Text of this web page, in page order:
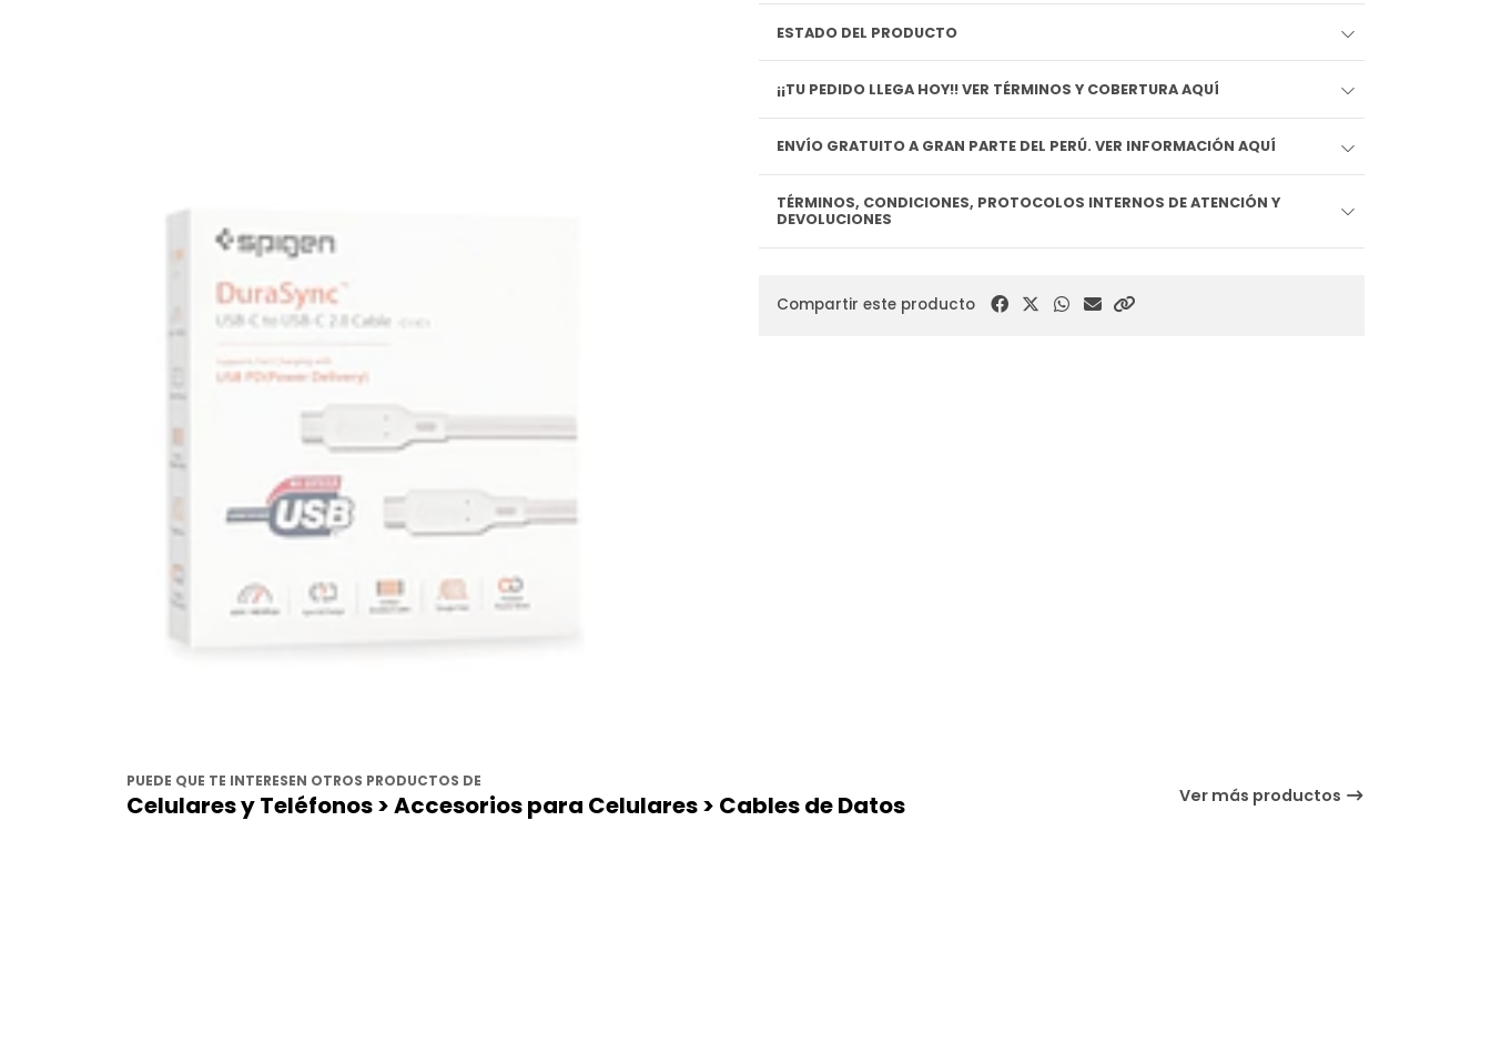
ESTADO DEL PRODUCTO
¡¡TU PEDIDO LLEGA HOY!! VER TÉRMINOS Y COBERTURA AQUÍ
ENVÍO GRATUITO A GRAN PARTE DEL PERÚ. VER INFORMACIÓN AQUÍ
TÉRMINOS, CONDICIONES, PROTOCOLOS INTERNOS DE ATENCIÓN Y
DEVOLUCIONES
Compartir este producto
PUEDE QUE TE INTERESEN OTROS PRODUCTOS DE
Celulares y Teléfonos > Accesorios para Celulares > Cables de Datos Ver más productos